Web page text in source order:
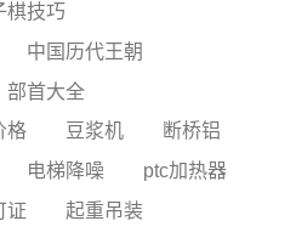
棋技巧
中国历代王朝
部首大全
格 豆浆机
断桥铝
电梯降噪
ptc加热器
证
起重吊装